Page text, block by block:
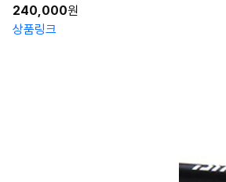
240,000원
상품링크